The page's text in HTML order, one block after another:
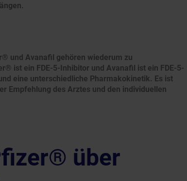
und Avanafil gehören wiederum zu
ist ein FDE-5-Inhibitor und Avanafil ist ein FDE-5-
eine unterschiedliche Pharmakokinetik. Es ist
Empfehlung des Arztes und den individuellen
über